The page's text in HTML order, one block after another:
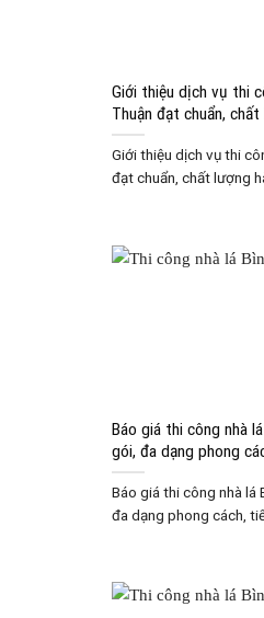
Giới thiệu dịch vụ thi
Thuận đạt chuẩn,
Giới thiệu dịch vụ thi
đạt chuẩn, chất lượng
Báo giá thi công nhà
gói, đa dạng phong
Báo giá thi công nhà lá
đa dạng phong cách,